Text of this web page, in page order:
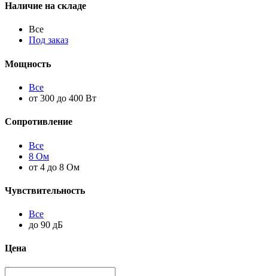
Наличие на складе
Все
Под заказ
Мощность
Все
от 300 до 400 Вт
Сопротивление
Все
8 Ом
от 4 до 8 Ом
Чувствительность
Все
до 90 дБ
Цена